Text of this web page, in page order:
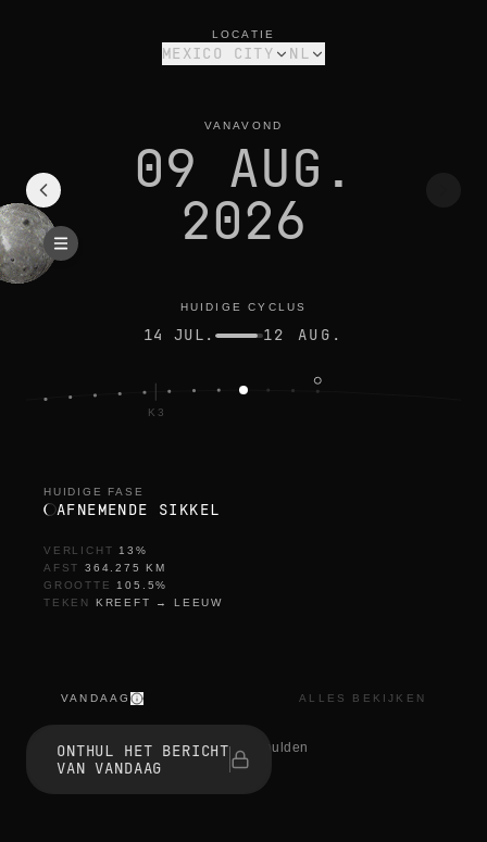
LOCATIE
MEXICO CITY NL
VANAVOND
09 AUG.
2026
HUIDIGE CYCLUS
14 JUL. 12 AUG.
K3
HUIDIGE FASE
AFNEMENDE SIKKEL
VERLICHT 13 %
AFST
364.275
KM
GROOTTE
105.5%
TEKEN
KREEFT →LEEUW
VANDAAG ALLES BEKIJKEN
s
e
s
ONTHUL HET BERICHT
VAN VANDAAG
1 mensen onthulden